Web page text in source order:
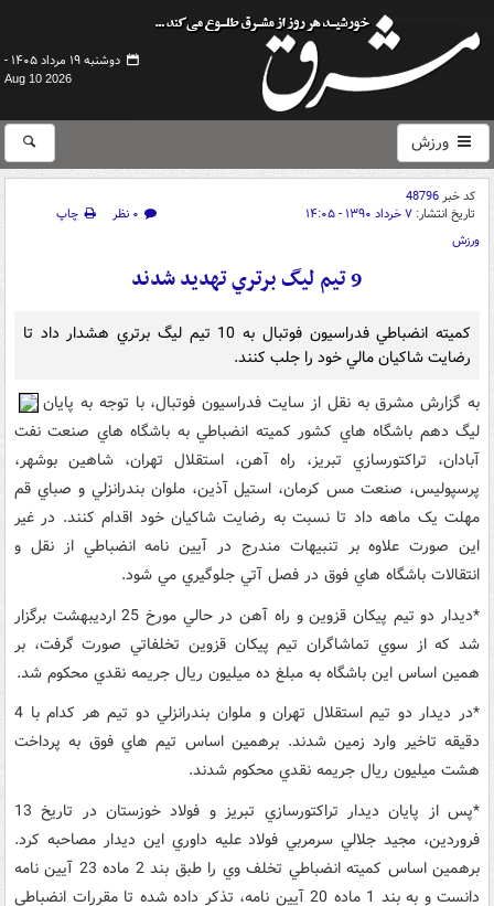
دوشنبه ۱۹ مرداد ۱۴۰۵ -
Aug 10 2026
ورزش
کد خبر48796
تاریخ انتشار: ۷ خرداد ۱۳۹۰ - ۱۴:۰۵ ۰ نظر
چاپ
ورزش
9 تيم ليگ برتري تهديد شدند
کميته انضباطي فدراسيون فوتبال به 10 تيم ليگ برتري هشدار داد تا
رضايت شاکيان مالي خود را جلب کنند.
به گزارش مشرق به نقل از سايت فدراسيون فوتبال، با توجه به پايان
ليگ دهم باشگاه هاي کشور کميته انضباطي به باشگاه هاي صنعت نفت
آبادان، تراکتورسازي تبريز، راه آهن، استقلال تهران، شاهين بوشهر،
پرسپوليس، صنعت مس کرمان، استيل آذين، ملوان بندرانزلي و صباي قم
مهلت يک ماهه داد تا نسبت به رضايت شاکيان خود اقدام کنند. در غير
اين صورت علاوه بر تنبيهات مندرج در آيين نامه انضباطي از نقل و
انتقالات باشگاه هاي فوق در فصل آتي جلوگيري مي شود.
*ديدار دو تيم پيکان قزوين و راه آهن در حالي مورخ 25 ارديبهشت برگزار
شد که از سوي تماشاگران تيم پيکان قزوين تخلفاتي صورت گرفت، بر
همين اساس اين باشگاه به مبلغ ده ميليون ريال جريمه نقدي محکوم شد.
*در ديدار دو تيم استقلال تهران و ملوان بندرانزلي دو تيم هر کدام با 4
دقيقه تاخير وارد زمين شدند. برهمين اساس تيم هاي فوق به پرداخت
هشت ميليون ريال جريمه نقدي محکوم شدند.
*پس از پايان ديدار تراکتورسازي تبريز و فولاد خوزستان در تاريخ 13
فروردين، مجيد جلالي سرمربي فولاد عليه داوري اين ديدار مصاحبه کرد.
برهمين اساس کميته انضباطي تخلف وي را طبق بند 2 ماده 23 آيين نامه
دانست و به بند 1 ماده 20 آيين نامه، تذکر داده شده تا مقررات انضباطي